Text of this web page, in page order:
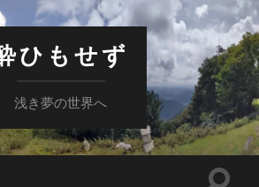
ひもせず
浅き夢の世界へ